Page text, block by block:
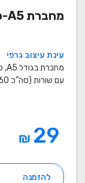
מחברת A5-כל מה שילד צריך
עינת עיצוב גרפי
עם שורות (סה"כ 160 עמודים) ספירלה לבנה / ...
₪
להזמנה